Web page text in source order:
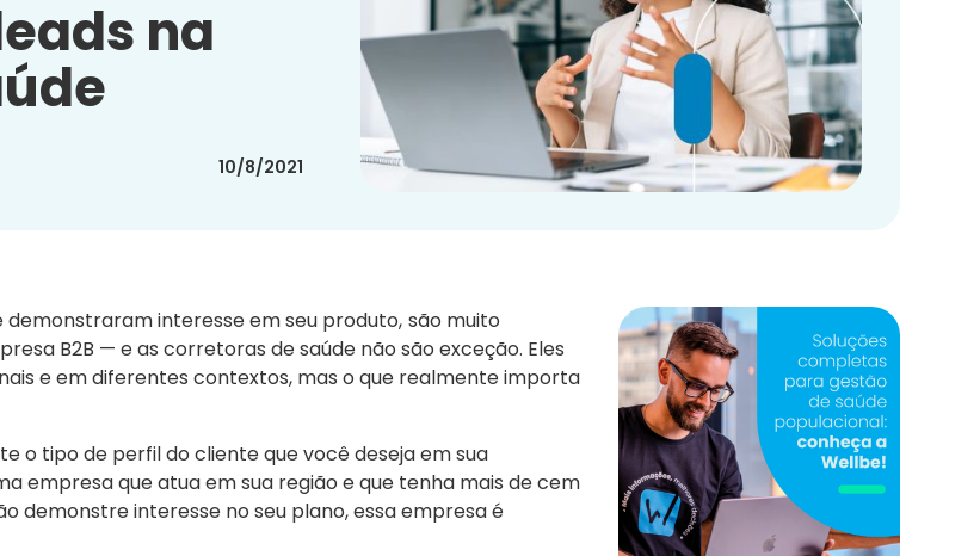
na
10/8/2021
interesse em seu produto, são muito
B2B — e as corretoras de saúde não são exceção. Eles
e em diferentes contextos, mas o que realmente importa
o tipo de perfil do cliente que você deseja em sua
empresa que atua em sua região e que tenha mais de cem
demonstre interesse no seu plano, essa empresa é